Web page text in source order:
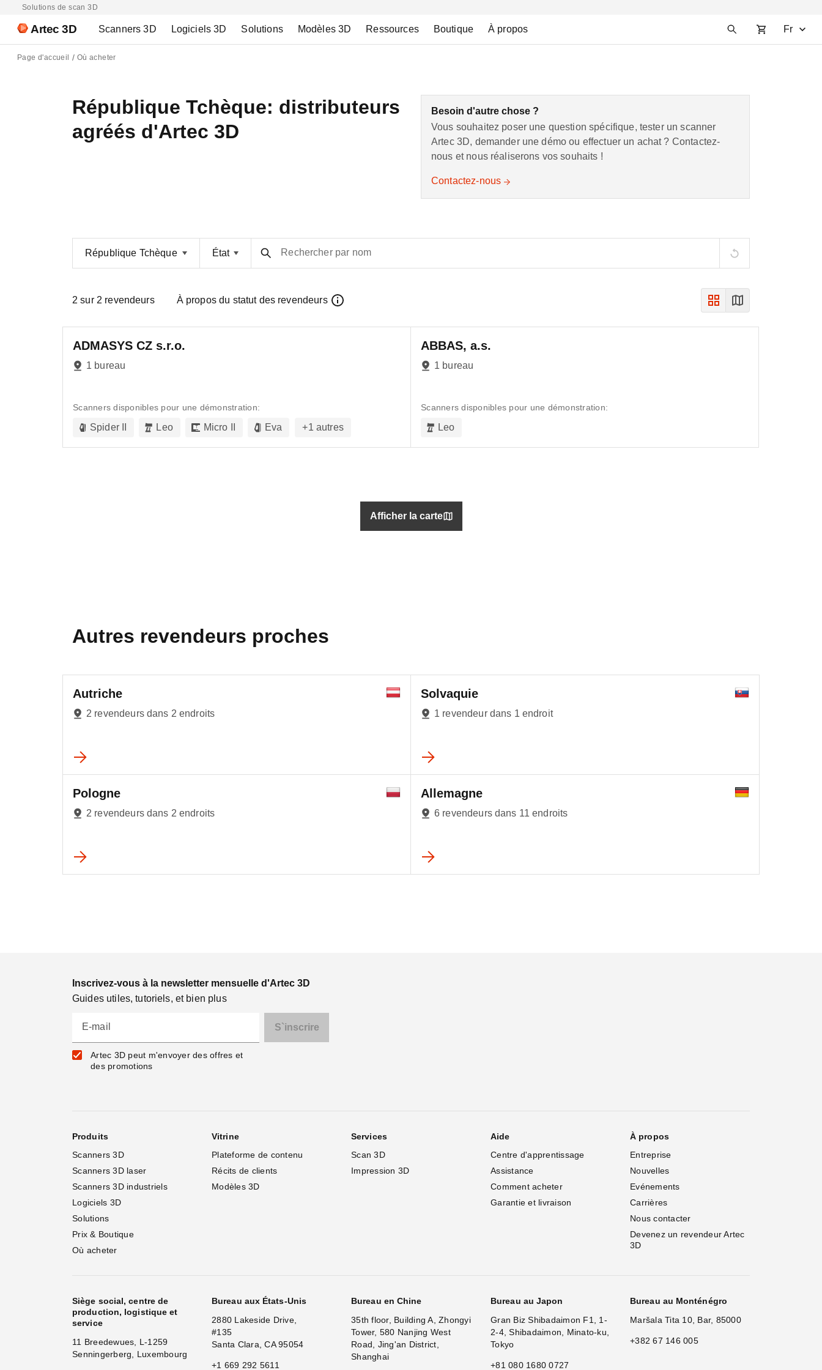
Solutions de scan 3D
Artec 3D Scanners 3D Logiciels 3D Solutions Modèles 3D Ressources Boutique À propos Fr
Page d'accueil Où acheter
République Tchèque: distributeurs
agréés d'Artec 3D
Besoin d'autre chose ?
Vous souhaitez poser une question spécifique, tester un scanner
Artec 3D, demander une démo ou effectuer un achat ? Contactez-
nous et nous réaliserons vos souhaits !
Contactez-nous
République Tchèque État Rechercher par nom
2 sur 2 revendeurs À propos du statut des revendeurs
ADMASYS CZ s.r.o.
1 bureau
Scanners disponibles pour une démonstration:
Spider II Leo Micro II Eva +1 autres
ABBAS, a.s.
1 bureau
Scanners disponibles pour une démonstration:
Leo
Afficher la carte
Autres revendeurs proches
Autriche
2 revendeurs dans 2 endroits
Solvaquie
1 revendeur dans 1 endroit
Pologne
2 revendeurs dans 2 endroits
Allemagne
6 revendeurs dans 11 endroits
Inscrivez-vous à la newsletter mensuelle d'Artec 3D
Guides utiles, tutoriels, et bien plus
E-mail
Artec 3D peut m'envoyer des offres et
des promotions
Produits
Scanners 3D
Scanners 3D laser
Scanners 3D industriels
Logiciels 3D
Solutions
Prix & Boutique
Où acheter
Vitrine
Plateforme de contenu
Récits de clients
Modèles 3D
Services
Scan 3D
Impression 3D
Aide
Centre d'apprentissage
Assistance
Comment acheter
Garantie et livraison
À propos
Entreprise
Nouvelles
Evénements
Carrières
Nous contacter
Devenez un revendeur Artec
3D
Siège social, centre de
production, logistique et
service
11 Breedewues, L-1259
Senningerberg, Luxembourg
Bureau aux États-Unis
2880 Lakeside Drive,
#135
Santa Clara, CA 95054
+1 669 292 5611
Bureau en Chine
35th floor, Building A, Zhongyi
Tower, 580 Nanjing West
Road, Jing'an District,
Shanghai
Bureau au Japon
Gran Biz Shibadaimon F1, 1-
2-4, Shibadaimon, Minato-ku,
Tokyo
+81 080 1680 0727
Bureau au Monténégro
Maršala Tita 10, Bar, 85000
+382 67 146 005